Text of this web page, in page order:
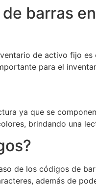
barras
de activo fijo
para el
ya que se
brindando una
de los códigos de
además de